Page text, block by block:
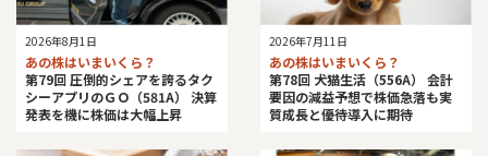
2026年8月1日
あの株はいまいくら？
第79回 圧倒的シェアを誇るタク
シーアプリのＧＯ（581A） 決算
発表を機に株価は大幅上昇
2026年7月11日
あの株はいまいくら？
第78回 犬猫生活（556A） 会計
要因の減益予想で株価急落も実
質成長と優待導入に期待